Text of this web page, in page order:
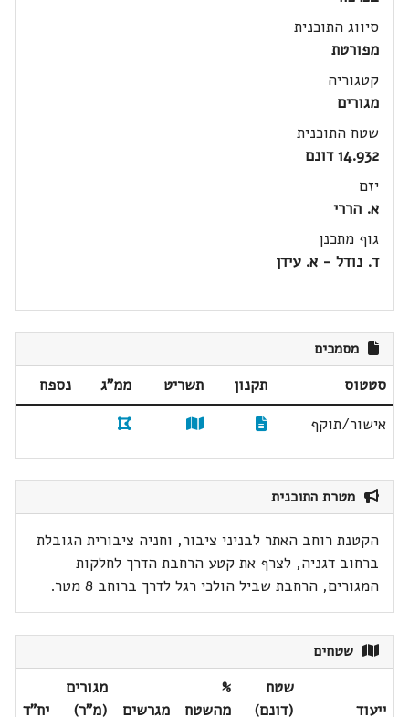
סיווג התוכנית
מפורטת
קטגוריה
מגורים
שטח התוכנית
14.932 דונם
יזם
א. הררי
גוף מתכנן
ד. נודל - א. עידן
מסמכים
סטטוס תקנון תשריט ממ"ג
נספח
אישור/תוקף
מטרת התוכנית
הקטנת רוחב האתר לבניני ציבור, וחניה ציבורית הגובלת
ברחוב דגניה, לצרף את קטע הרחבת הדרך לחלקות
המגורים, הרחבת שביל הולכי רגל לדרך ברוחב 8 מטר.
שטחים
ייעוד
שטח
(דונם)
%
מהשטח
מגרשים
מגורים
(מ"ר)
יח"ד